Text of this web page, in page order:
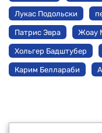
Лукас Подольски
Патрис Эвра Жоау
Хольгер Бадштубер
Карим Беллараби